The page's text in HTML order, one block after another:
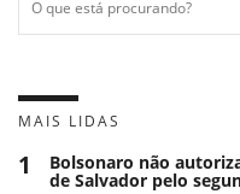
MAIS LIDAS
1 Bolsonaro não
de Salvador pelo